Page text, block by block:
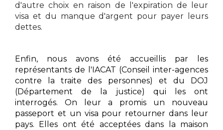
d'autre choix en raison de l'expiration de leur
visa et du manque d'argent pour payer leurs
dettes.
Enfin, nous avons été accueillis par les
représentants de l'IACAT (Conseil inter-agences
contre la traite des personnes) et du DOJ
(Département de la justice) qui les ont
interrogés. On leur a promis un nouveau
passeport et un visa pour retourner dans leur
pays. Elles ont été acceptées dans la maison